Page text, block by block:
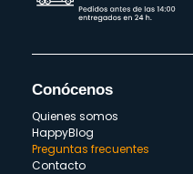
Conócenos
Quienes somos
HappyBlog
Preguntas frecuentes
Contacto